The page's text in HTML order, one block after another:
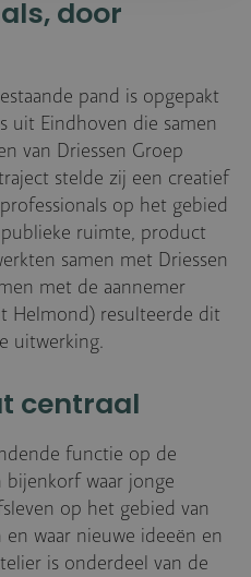
door
pand is opgepakt
uit Eindhoven die samen
van Driessen Groep
stelde zij een creatief
op het gebied
ruimte, product
samen met Driessen
met de aannemer
Helmond) resulteerde dit
uitwerking.
centraal
functie op de
bijenkorf waar jonge
op het gebied van
waar nieuwe ideeën en
is onderdeel van de